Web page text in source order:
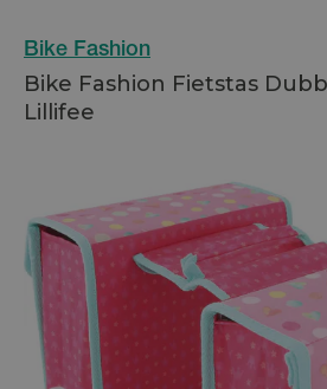
Bike Fashion
Bike Fashion Fietstas
Lillifee